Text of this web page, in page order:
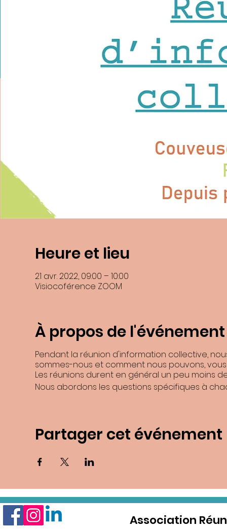
En soumettant ce formulaire, j’accepte que les informations saisies
recontacter, et
Les données collectées seront
Les données
Vous pouvez accéder aux données vous concernant, les rectifier,
Consultez le sitecnil.fr
Heure et lieu
21 avr. 2022, 09:00 – 10:00
Visiocoférence ZOOM
À propos de l'événement
Pendant la réunion d'information collective,
sommes-nous et comment nous pouvons, vous
Les réunions durent en général un peu moins
Nous abordons les questions spécifiques à
Partager cet événement
Association